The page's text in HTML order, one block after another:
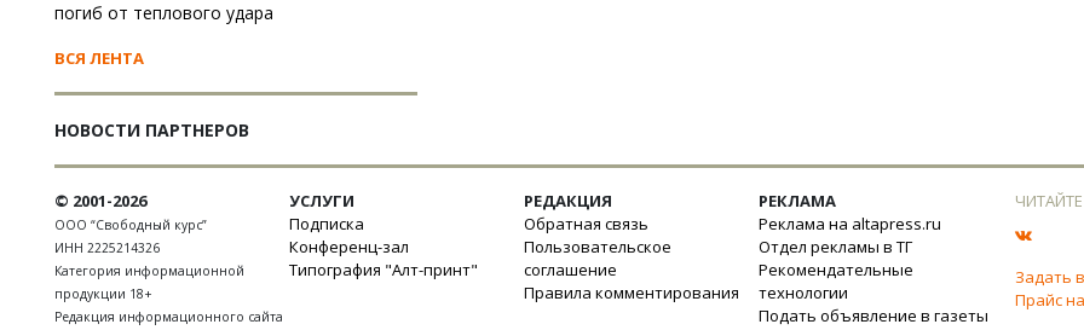
погиб от теплового удара
ВСЯ ЛЕНТА
НОВОСТИ ПАРТНЕРОВ
© 2001-2026
ООО “Свободный курс”
ИНН 2225214326
Категория информационной
продукции 18+
Редакция информационного сайта
УСЛУГИ
Подписка
Конференц-зал
Типография "Алт-принт"
РЕДАКЦИЯ
Обратная связь
Пользовательское
соглашение
Правила комментирования
РЕКЛАМА
Реклама на altapress.ru
Отдел рекламы в ТГ
Рекомендательные
технологии
Подать объявление в газеты
Задать
Прайс